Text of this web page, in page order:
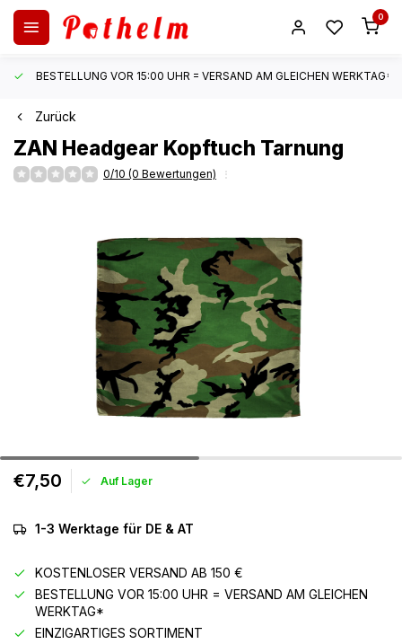
0
BESTELLUNG VOR 15:00 UHR = VERSAND AM GLEICHEN WERKTAG*
Zurück
ZAN Headgear Kopftuch Tarnung
0/10 (0 Bewertungen)
€7,50 Auf Lager
1-3 Werktage für DE & AT
KOSTENLOSER VERSAND AB 150 €
BESTELLUNG VOR 15:00 UHR = VERSAND AM GLEICHEN
WERKTAG*
EINZIGARTIGES SORTIMENT